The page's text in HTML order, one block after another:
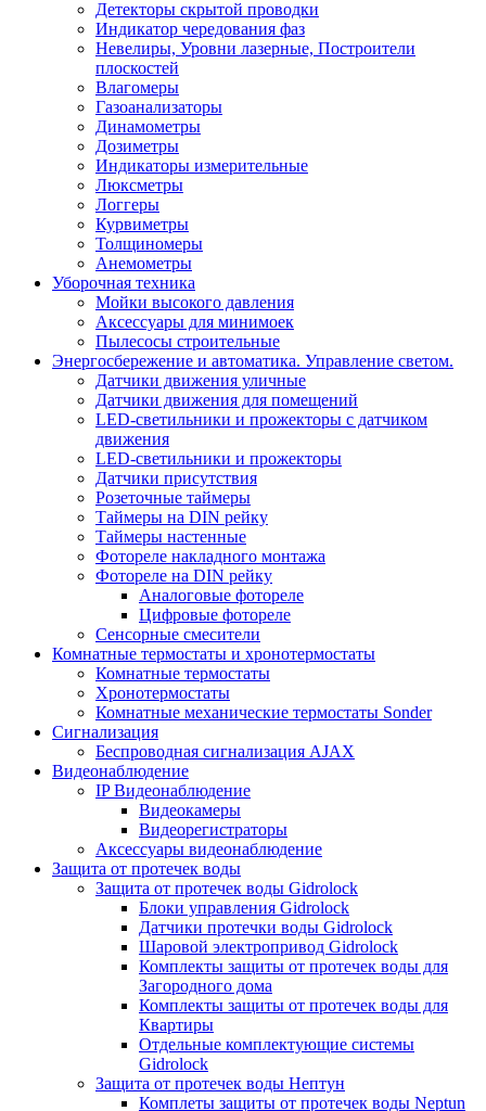
Детекторы скрытой проводки
Индикатор чередования фаз
Невелиры, Уровни лазерные, Построители
плоскостей
Влагомеры
Газоанализаторы
Динамометры
Дозиметры
Индикаторы измерительные
Люксметры
Логгеры
Курвиметры
Толщиномеры
Анемометры
Уборочная техника
Мойки высокого давления
Аксессуары для минимоек
Пылесосы строительные
Энергосбережение и автоматика. Управление светом.
Датчики движения уличные
Датчики движения для помещений
LED-светильники и прожекторы с датчиком
движения
LED-светильники и прожекторы
Датчики присутствия
Розеточные таймеры
Таймеры на DIN рейку
Таймеры настенные
Фотореле накладного монтажа
Фотореле на DIN рейку
Аналоговые фотореле
Цифровые фотореле
Сенсорные смесители
Комнатные термостаты и хронотермостаты
Комнатные термостаты
Хронотермостаты
Комнатные механические термостаты Sonder
Сигнализация
Беспроводная сигнализация AJAX
Видеонаблюдение
IP Видеонаблюдение
Видеокамеры
Видеорегистраторы
Аксессуары видеонаблюдение
Защита от протечек воды
Защита от протечек воды Gidrolock
Блоки управления Gidrolock
Датчики протечки воды Gidrolock
Шаровой электропривод Gidrolock
Комплекты защиты от протечек воды для
Загородного дома
Комплекты защиты от протечек воды для
Квартиры
Отдельные комплектующие системы
Gidrolock
Защита от протечек воды Нептун
Комплеты защиты от протечек воды Neptun